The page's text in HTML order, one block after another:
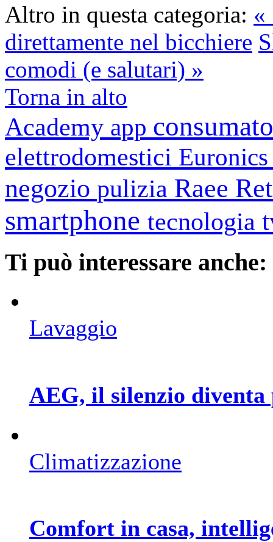
Altro in questa categoria: «
direttamente nel bicchiere
comodi (e salutari) »
Torna in alto
Academy app
elettrodomestici
negozio pulizia Raee
smartphone tecnologia
Ti può interessare anche:
Lavaggio
AEG, il silenzio diventa
Climatizzazione
Comfort in casa,